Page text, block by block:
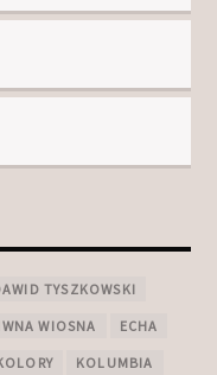
TYSZKOWSKI
WIOSNA ECHA
KOLUMBIA